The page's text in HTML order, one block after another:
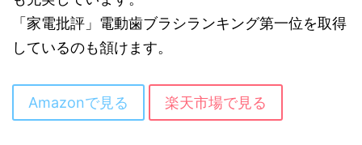
「家電批評」電動歯ブラシランキング第一位を取得
しているのも頷けます。
Amazonで見る 楽天市場で見る